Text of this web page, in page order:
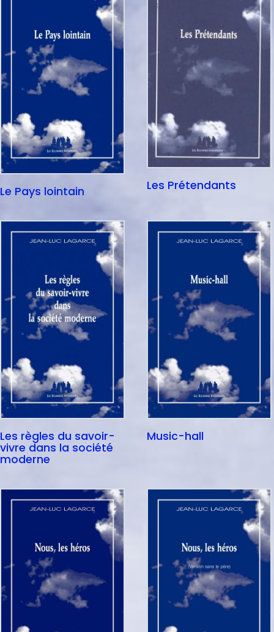
Le Pays lointain Les Prétendants
Les règles du savoir-
vivre dans la société
moderne
Music-hall